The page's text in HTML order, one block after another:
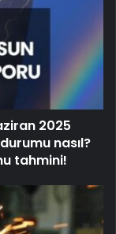
2025
nasıl?
tahmini!